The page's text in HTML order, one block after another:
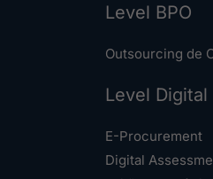
Level BPO
Outsourcing de
Level Digital
E-Procurement
Digital